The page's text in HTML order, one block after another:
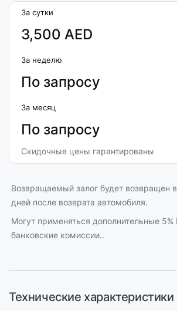
За сутки
3,500 AED
За неделю
По запросу
За месяц
По запросу
Скидочные цены гарантированы
Возвращаемый залог будет возвращен
дней после возврата автомобиля.
Могут применяться дополнительные
банковские комиссии..
Технические характеристики